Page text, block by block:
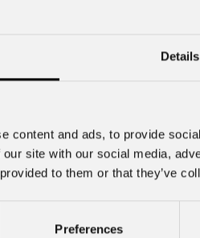
Details
content and ads, to provide
site with our social media,
to them or that they’ve
Preferences
motorizzato progettato per
di una sorgente Fresnel
formato completamente